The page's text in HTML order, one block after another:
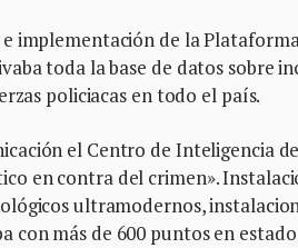
implementación de la
toda la base de datos sobre
policiacas en todo el país.
el Centro de Inteligencia
en contra del crimen».
ultramodernos,
más de 600 puntos en